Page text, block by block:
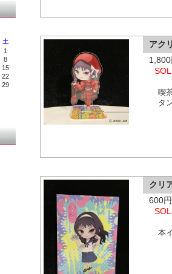
アク
喫
タ
クリ
600
本
土
1
8
15
22
29